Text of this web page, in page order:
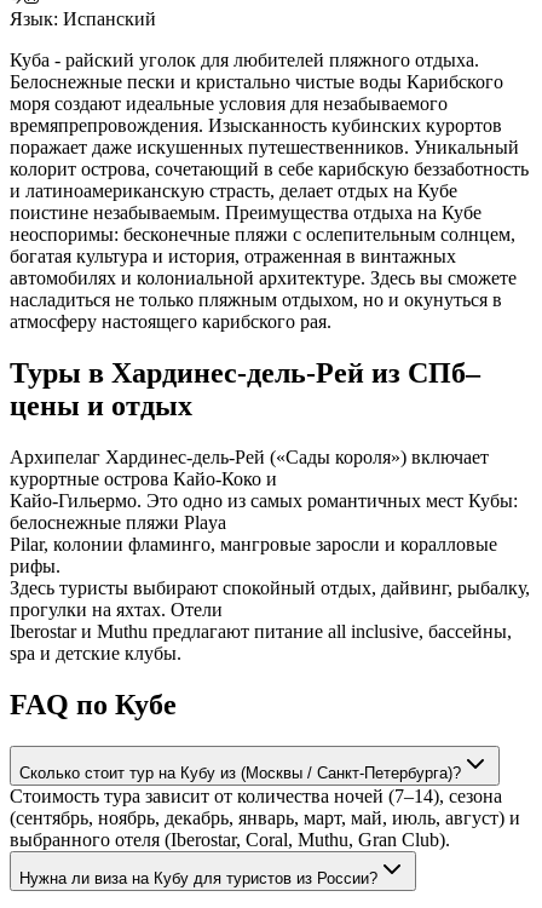
Язык: Испанский
Куба - райский уголок для любителей пляжного отдыха.
Белоснежные пески и кристально чистые воды Карибского
моря создают идеальные условия для незабываемого
времяпрепровождения. Изысканность кубинских курортов
поражает даже искушенных путешественников. Уникальный
колорит острова, сочетающий в себе карибскую беззаботность
и латиноамериканскую страсть, делает отдых на Кубе
поистине незабываемым. Преимущества отдыха на Кубе
неоспоримы: бесконечные пляжи с ослепительным солнцем,
богатая культура и история, отраженная в винтажных
автомобилях и колониальной архитектуре. Здесь вы сможете
насладиться не только пляжным отдыхом, но и окунуться в
атмосферу настоящего карибского рая.
Туры в Хардинес-дель-Рей из СПб–
цены и отдых
Архипелаг Хардинес-дель-Рей («Сады короля») включает
курортные острова Кайо-Коко и
Кайо-Гильермо. Это одно из самых романтичных мест Кубы:
белоснежные пляжи Playa
Pilar, колонии фламинго, мангровые заросли и коралловые
рифы.
Здесь туристы выбирают спокойный отдых, дайвинг, рыбалку,
прогулки на яхтах. Отели
Iberostar и Muthu предлагают питание all inclusive, бассейны,
spa и детские клубы.
FAQ по Кубе
Сколько стоит тур на Кубу из (Москвы / Санкт-Петербурга)?
Стоимость тура зависит от количества ночей (7–14), сезона
(сентябрь, ноябрь, декабрь, январь, март, май, июль, август) и
выбранного отеля (Iberostar, Coral, Muthu, Gran Club).
Нужна ли виза на Кубу для туристов из России?